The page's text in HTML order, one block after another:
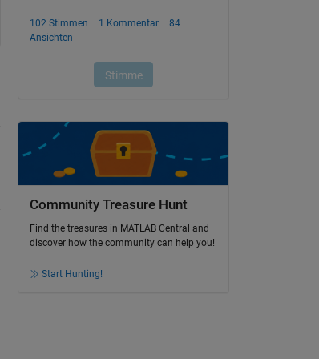
Community Treasure Hunt
Find the treasures in MATLAB Central and
discover how the community can help you!
Start Hunting!